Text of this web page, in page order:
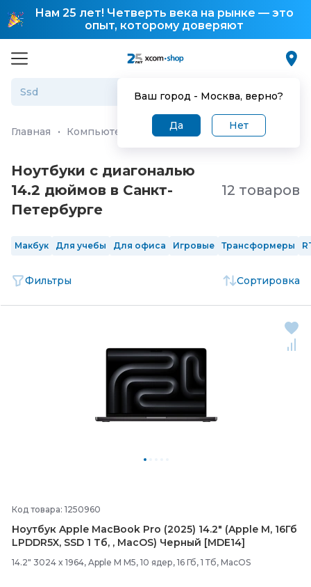
Нам 25 лет! Четверть века на рынке — это
опыт, которому доверяют
Ваш город - Москва, верно?
Да Нет
Главная · Компьютеры и ноутбуки Ноутбуки
Ноутбуки с диагональю
14.2 дюймов в Санкт-
Петербургe
12 товаров
Макбук Для учебы Для офиса Игровые Трансформеры
Фильтры Сортировка
Код товара: 1250960
Ноутбук Apple MacBook Pro (2025) 14.2" (Apple M, 16Гб
LPDDR5X, SSD 1 Тб, , MacOS) Черный [MDE14]
14.2" 3024 x 1964, Apple M M5, 10 ядер, 16 Гб, 1 Тб, MacOS